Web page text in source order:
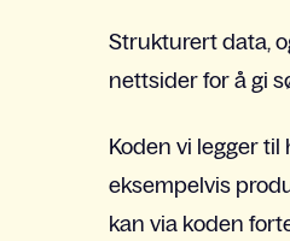
Strukturert data,
nettsider for å gi
Koden vi legger
eksempelvis
kan via koden